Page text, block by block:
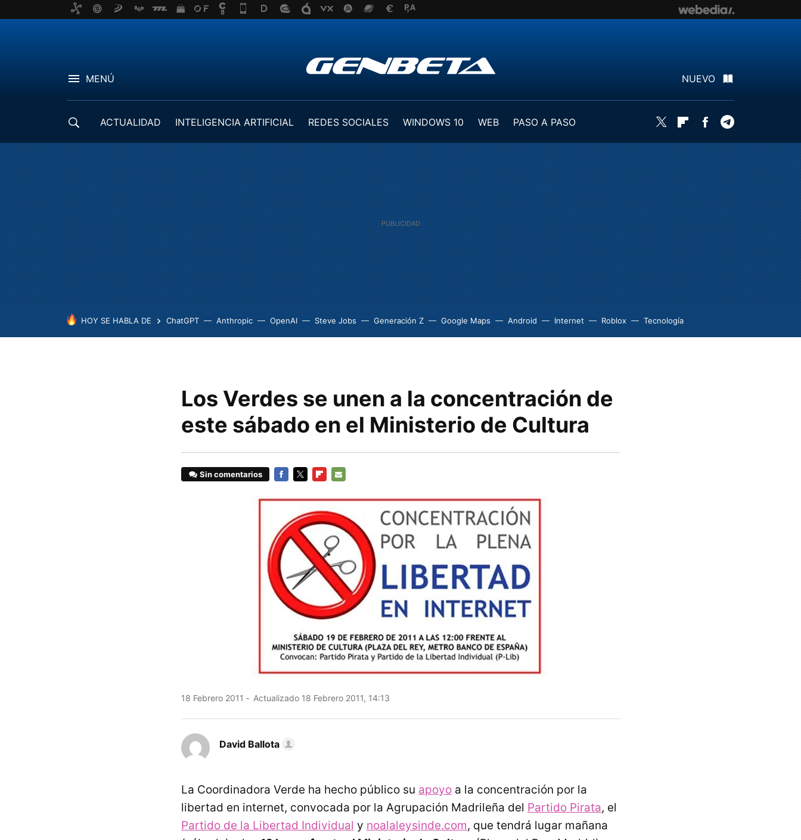
MENÚ NUEVO
ACTUALIDAD INTELIGENCIA ARTIFICIAL REDES SOCIALES WINDOWS 10 WEB
PASO A PASO
Twitter FlipboardFacebook
HOY SE HABLA DE ChatGPT Anthropic OpenAI Steve Jobs Generación Z Google Maps Android Internet Roblox Tecnología
Los Verdes se unen a la concentración de
este sábado en el Ministerio de Cultura
Sin comentarios
MAIL
18 Febrero 2011 Actualizado 18 Febrero 2011, 14:13
David Ballota
La Coordinadora Verde ha hecho público su apoyo a la concentración por la
libertad en internet, convocada por la Agrupación Madrileña del Partido Pirata, el
Partido de la Libertad Individual y noalaleysinde.com, que tendrá lugar mañana